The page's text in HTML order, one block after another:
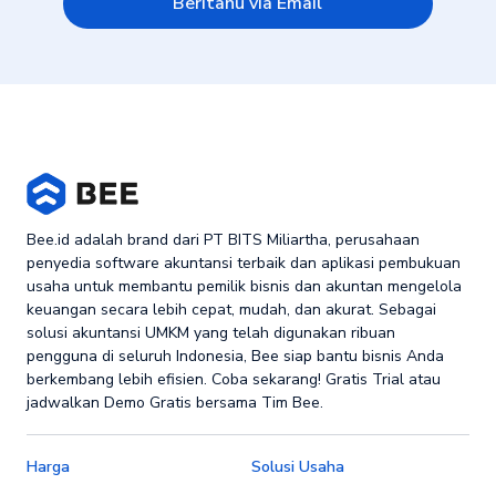
Bee.id adalah brand dari PT BITS Miliartha, perusahaan
penyedia software akuntansi terbaik dan aplikasi pembukuan
usaha untuk membantu pemilik bisnis dan akuntan mengelola
keuangan secara lebih cepat, mudah, dan akurat. Sebagai
solusi akuntansi UMKM yang telah digunakan ribuan
pengguna di seluruh Indonesia, Bee siap bantu bisnis Anda
berkembang lebih efisien. Coba sekarang! Gratis Trial atau
jadwalkan Demo Gratis bersama Tim Bee.
Harga
Solusi Usaha